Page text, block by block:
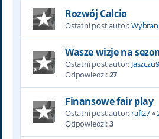
Rozwój Calcio
Ostatni post autor:
Wasze wizje na
Ostatni post autor:
Odpowiedzi:27
Finansowe fair play
Ostatni post autor: rafi27«
Odpowiedzi:3